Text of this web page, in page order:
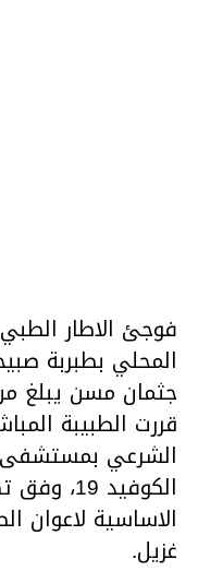
فوجئ الاطار
المحلي بطبربة
قررت الطبيبة
الشرعي بمستشفى
الكوفيد
الاساسية لاعوان
غزيل.